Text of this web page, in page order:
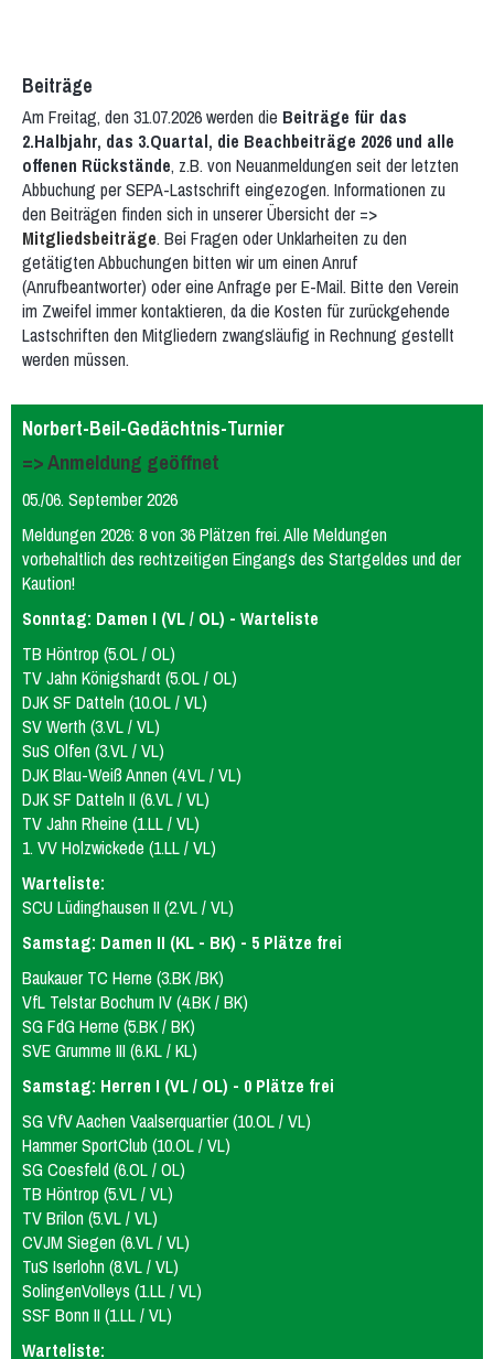
Beiträge
Am Freitag, den 31.07.2026 werden die Beiträge für das
2.Halbjahr, das 3.Quartal, die Beachbeiträge 2026 und alle
offenen Rückstände, z.B. von Neuanmeldungen seit der letzten
Abbuchung per SEPA-Lastschrift eingezogen. Informationen zu
den Beiträgen finden sich in unserer Übersicht der =>
Mitgliedsbeiträge. Bei Fragen oder Unklarheiten zu den
getätigten Abbuchungen bitten wir um einen Anruf
(Anrufbeantworter) oder eine Anfrage per E-Mail. Bitte den Verein
im Zweifel immer kontaktieren, da die Kosten für zurückgehende
Lastschriften den Mitgliedern zwangsläufig in Rechnung gestellt
werden müssen.
Norbert-Beil-Gedächtnis-Turnier
=> Anmeldung geöffnet
05./06. September 2026
Meldungen 2026: 8 von 36 Plätzen frei. Alle Meldungen
vorbehaltlich des rechtzeitigen Eingangs des Startgeldes und der
Kaution!
Sonntag: Damen I (VL / OL) - Warteliste
TB Höntrop (5.OL / OL)
TV Jahn Königshardt (5.OL / OL)
DJK SF Datteln (10.OL / VL)
SV Werth (3.VL / VL)
SuS Olfen (3.VL / VL)
DJK Blau-Weiß Annen (4.VL / VL)
DJK SF Datteln II (6.VL / VL)
TV Jahn Rheine (1.LL / VL)
1. VV Holzwickede (1.LL / VL)
Warteliste:
SCU Lüdinghausen II (2.VL / VL)
Samstag: Damen II (KL - BK) - 5 Plätze frei
Baukauer TC Herne (3.BK /BK)
VfL Telstar Bochum IV (4.BK / BK)
SG FdG Herne (5.BK / BK)
SVE Grumme III (6.KL / KL)
Samstag: Herren I (VL / OL) - 0 Plätze frei
SG VfV Aachen Vaalserquartier (10.OL / VL)
Hammer SportClub (10.OL / VL)
SG Coesfeld (6.OL / OL)
TB Höntrop (5.VL / VL)
TV Brilon (5.VL / VL)
CVJM Siegen (6.VL / VL)
TuS Iserlohn (8.VL / VL)
SolingenVolleys (1.LL / VL)
SSF Bonn II (1.LL / VL)
Warteliste: